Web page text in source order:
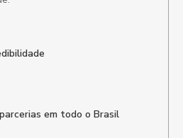
em todo o Brasil